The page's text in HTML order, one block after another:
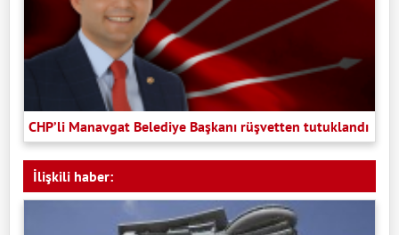
CHP’li Manavgat Belediye Başkanı rüşvetten tutuklandı
İlişkili haber: